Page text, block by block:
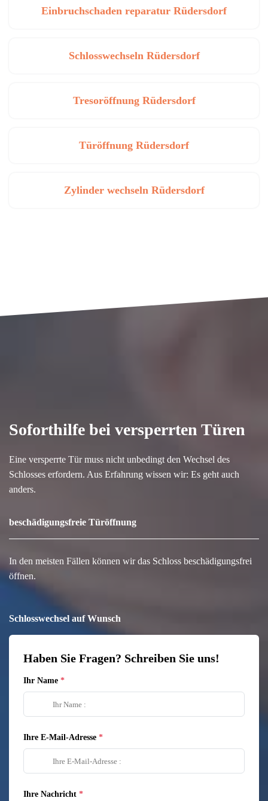
Einbruchschaden reparatur Rüdersdorf
Schlosswechseln Rüdersdorf
Tresoröffnung Rüdersdorf
Türöffnung Rüdersdorf
Zylinder wechseln Rüdersdorf
Soforthilfe bei versperrten Türen
Eine versperrte Tür muss nicht unbedingt den Wechsel des
Schlosses erfordern. Aus Erfahrung wissen wir: Es geht auch
anders.
beschädigungsfreie Türöffnung
In den meisten Fällen können wir das Schloss beschädigungsfrei
öffnen.
Schlosswechsel auf Wunsch
Haben Sie Fragen? Schreiben Sie uns!
Ihr Name
Ihre E-Mail-Adresse
Ihre Nachricht